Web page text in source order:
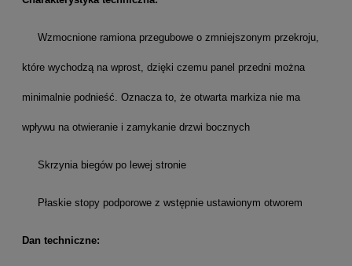
Wzmocnione ramiona przegubowe o zmniejszonym przekroju,
które wychodzą na wprost, dzięki czemu panel przedni można
minimalnie podnieść. Oznacza to, że otwarta markiza nie ma
wpływu na otwieranie i zamykanie drzwi bocznych
Skrzynia biegów po lewej stronie
Płaskie stopy podporowe z wstępnie ustawionym otworem
Dan techniczne: